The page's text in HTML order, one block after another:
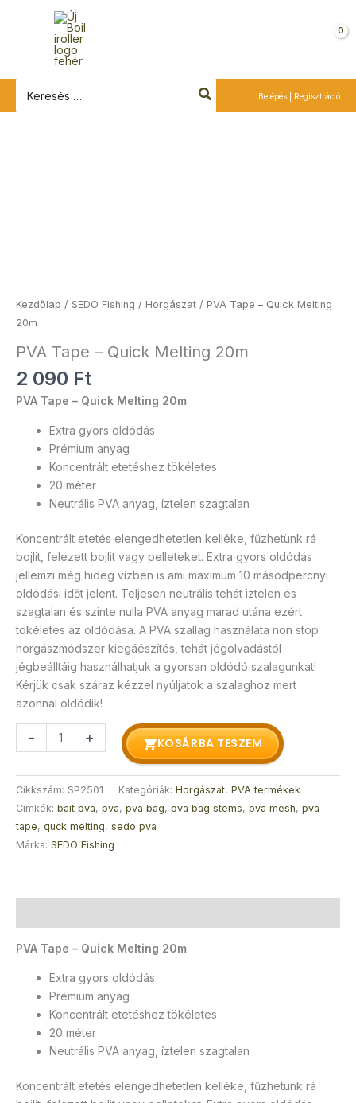
for:
Belépés | Regisztráció
Kezdőlap / SEDO Fishing / Horgászat / PVA Tape – Quick Melting
20m
PVA Tape – Quick Melting 20m
2 090 Ft
PVA Tape – Quick Melting 20m
Extra gyors oldódás
Prémium anyag
Koncentrált etetéshez tökéletes
20 méter
Neutrális PVA anyag, íztelen szagtalan
Koncentrált etetés elengedhetetlen kelléke, fűzhetünk rá
bojlit, felezett bojlit vagy pelleteket. Extra gyors oldódás
jellemzi még hideg vízben is ami maximum 10 másodpercnyi
oldódási időt jelent. Teljesen neutrális tehát iztelen és
szagtalan és szinte nulla PVA anyag marad utána ezért
tökéletes az oldódása. A PVA szallag használata non stop
horgászmódszer kiegáészítés, tehát jégolvadástól
jégbeálltáig használhatjuk a gyorsan oldódó szalagunkat!
Kérjük csak száraz kézzel nyúljatok a szalaghoz mert
azonnal oldódik!
- + KOSÁRBA TESZEM
Cikkszám: SP2501 Kategóriák: Horgászat, PVA termékek
Címkék: bait pva, pva, pva bag, pva bag stems, pva mesh, pva
tape, quck melting, sedo pva
Márka: SEDO Fishing
PVA Tape – Quick Melting 20m
Extra gyors oldódás
Prémium anyag
Koncentrált etetéshez tökéletes
20 méter
Neutrális PVA anyag, íztelen szagtalan
Koncentrált etetés elengedhetetlen kelléke, fűzhetünk rá